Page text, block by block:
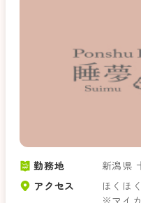
勤務地
新潟県
アクセス
ほくほ
※マイ